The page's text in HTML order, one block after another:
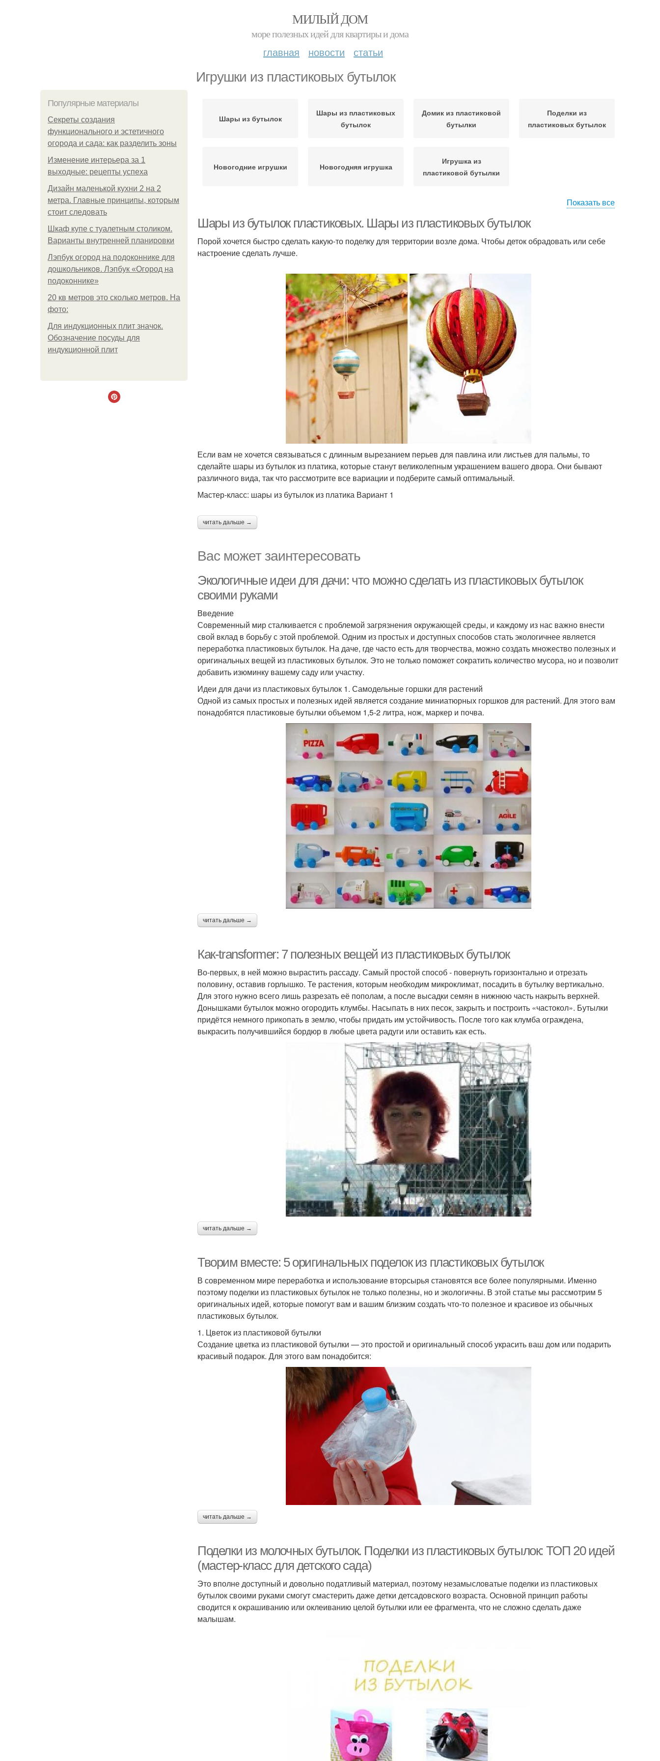
МИЛЫЙ ДОМ
море полезных идей для квартиры и дома
главная новости статьи
Игрушки из пластиковых бутылок
Популярные материалы
Секреты создания
функционального и эстетичного
огорода и сада: как разделить зоны
Изменение интерьера за 1
выходные: рецепты успеха
Дизайн маленькой кухни 2 на 2
метра. Главные принципы, которым
стоит следовать
Шкаф купе с туалетным столиком.
Варианты внутренней планировки
Лэпбук огород на подоконнике для
дошкольников. Лэпбук «Огород на
подоконнике»
20 кв метров это сколько метров. На
фото:
Для индукционных плит значок.
Обозначение посуды для
индукционной плит
Шары из бутылок
Шары из пластиковых
бутылок
Домик из пластиковой
бутылки
Поделки из
пластиковых бутылок
Новогодние игрушки Новогодняя игрушка
Игрушка из
пластиковой бутылки
Показать все
Шары из бутылок пластиковых. Шары из пластиковых бутылок
Порой хочется быстро сделать какую-то поделку для территории возле дома. Чтобы деток обрадовать или себе
настроение сделать лучше.
Если вам не хочется связываться с длинным вырезанием перьев для павлина или листьев для пальмы, то
сделайте шары из бутылок из платика, которые станут великолепным украшением вашего двора. Они бывают
различного вида, так что рассмотрите все вариации и подберите самый оптимальный.
Мастер-класс: шары из бутылок из платика Вариант 1
читать дальше →
Вас может заинтересовать
Экологичные идеи для дачи: что можно сделать из пластиковых бутылок
своими руками
Введение
Современный мир сталкивается с проблемой загрязнения окружающей среды, и каждому из нас важно внести
свой вклад в борьбу с этой проблемой. Одним из простых и доступных способов стать экологичнее является
переработка пластиковых бутылок. На даче, где часто есть для творчества, можно создать множество полезных и
оригинальных вещей из пластиковых бутылок. Это не только поможет сократить количество мусора, но и позволит
добавить изюминку вашему саду или участку.
Идеи для дачи из пластиковых бутылок 1. Самодельные горшки для растений
Одной из самых простых и полезных идей является создание миниатюрных горшков для растений. Для этого вам
понадобятся пластиковые бутылки объемом 1,5-2 литра, нож, маркер и почва.
читать дальше →
Как-transformer: 7 полезных вещей из пластиковых бутылок
Во-первых, в ней можно вырастить рассаду. Самый простой способ - повернуть горизонтально и отрезать
половину, оставив горлышко. Те растения, которым необходим микроклимат, посадить в бутылку вертикально.
Для этого нужно всего лишь разрезать её пополам, а после высадки семян в нижнюю часть накрыть верхней.
Донышками бутылок можно огородить клумбы. Насыпать в них песок, закрыть и построить «частокол». Бутылки
придётся немного прикопать в землю, чтобы придать им устойчивость. После того как клумба ограждена,
выкрасить получившийся бордюр в любые цвета радуги или оставить как есть.
читать дальше →
Творим вместе: 5 оригинальных поделок из пластиковых бутылок
В современном мире переработка и использование вторсырья становятся все более популярными. Именно
поэтому поделки из пластиковых бутылок не только полезны, но и экологичны. В этой статье мы рассмотрим 5
оригинальных идей, которые помогут вам и вашим близким создать что-то полезное и красивое из обычных
пластиковых бутылок.
1. Цветок из пластиковой бутылки
Создание цветка из пластиковой бутылки — это простой и оригинальный способ украсить ваш дом или подарить
красивый подарок. Для этого вам понадобится:
читать дальше →
Поделки из молочных бутылок. Поделки из пластиковых бутылок: ТОП 20 идей
(мастер-класс для детского сада)
Это вполне доступный и довольно податливый материал, поэтому незамысловатые поделки из пластиковых
бутылок своими руками смогут смастерить даже детки детсадовского возраста. Основной принцип работы
сводится к окрашиванию или оклеиванию целой бутылки или ее фрагмента, что не сложно сделать даже
малышам.